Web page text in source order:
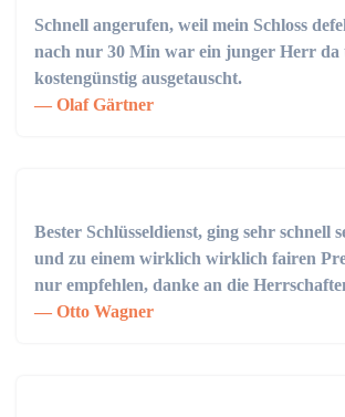
Schnell angerufen, weil mein Schloss
nach nur 30 Min war ein junger Herr da
kostengünstig ausgetauscht.
Olaf Gärtner
Bester Schlüsseldienst, ging sehr schnell
und zu einem wirklich wirklich fairen
nur empfehlen, danke an die
Otto Wagner